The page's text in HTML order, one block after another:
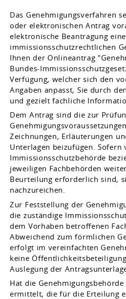
Das Genehmigungsverfahren
oder elektronischen Antrag
elektronische Beantragung
immissionsschutzrechtlichen
Ihnen der Onlineantrag
Bundes-
Verfügung, welcher sich den
Angaben anpasst, Sie durch
und gezielt fachliche
Dem Antrag sind die zur
Zeichnungen, Erläuterungen
Unterlagen beizufügen. Sofern
Immissionsschutzbehörde
jeweiligen Fachbehörden
Beurteilung erforderlich sind,
nachzureichen.
Zur Feststellung der
die zuständige
dem Vorhaben betroffenen
Abweichend zum förmlichen
erfolgt im vereinfachten
keine
Auslegung der
Hat die
ermittelt, die für die Erteilung